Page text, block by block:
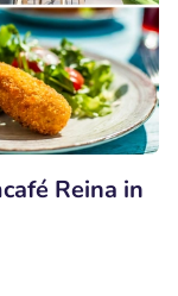
Reina in